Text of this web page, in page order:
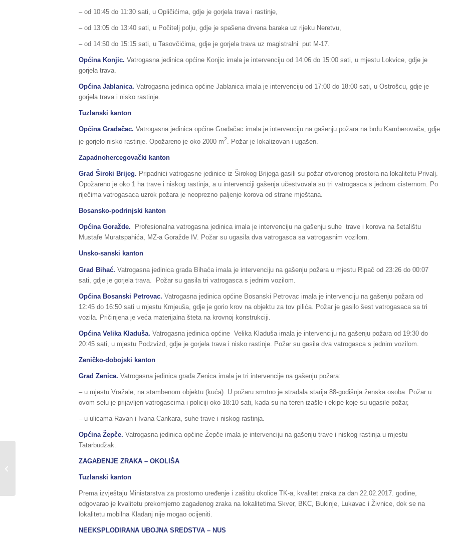
– od 10:45 do 11:30 sati, u Opličićima, gdje je gorjela trava i rastinje,
– od 13:05 do 13:40 sati, u Počitelj polju, gdje je spašena drvena baraka uz rijeku Neretvu,
– od 14:50 do 15:15 sati, u Tasovčićima, gdje je gorjela trava uz magistralni put M-17.
Općina Konjic. Vatrogasna jedinica općine Konjic imala je intervenciju od 14:06 do 15:00 sati, u mjestu Lokvice, gdje je
gorjela trava.
Općina Jablanica. Vatrogasna jedinica općine Jablanica imala je intervenciju od 17:00 do 18:00 sati, u Ostrošcu, gdje je
gorjela trava i nisko rastinje.
Tuzlanski kanton
Općina Gradačac. Vatrogasna jedinica općine Gradačac imala je intervenciju na gašenju požara na brdu Kamberovača, gdje
je gorjelo nisko rastinje. Opožareno je oko 2000 m2. Požar je lokalizovan i ugašen.
Zapadnohercegovački kanton
Grad Široki Brijeg. Pripadnici vatrogasne jedinice iz Širokog Brijega gasili su požar otvorenog prostora na lokalitetu Privalj.
Opožareno je oko 1 ha trave i niskog rastinja, a u intervenciji gašenja učestvovala su tri vatrogasca s jednom cisternom. Po
riječima vatrogasaca uzrok požara je neoprezno paljenje korova od strane mještana.
Bosansko-podrinjski kanton
Općina Goražde.
Profesionalna vatrogasna jedinica imala je intervenciju na gašenju suhe trave i korova na šetalištu
Mustafe Muratspahića, MZ-a Goražde IV. Požar su ugasila dva vatrogasca sa vatrogasnim vozilom.
Unsko-sanski kanton
Grad Bihać. Vatrogasna jedinica grada Bihaća imala je intervenciju na gašenju požara u mjestu Ripač od 23:26 do 00:07
sati, gdje je gorjela trava. Požar su gasila tri vatrogasca s jednim vozilom.
Općina Bosanski Petrovac. Vatrogasna jedinica općine Bosanski Petrovac imala je intervenciju na gašenju požara od
12:45 do 16:50 sati u mjestu Krnjeuša, gdje je gorio krov na objektu za tov pilića. Požar je gasilo šest vatrogasaca sa tri
vozila. Pričinjena je veća materijalna šteta na krovnoj konstrukciji.
Općina Velika Kladuša. Vatrogasna jedinica općine Velika Kladuša imala je intervenciju na gašenju požara od 19:30 do
20:45 sati, u mjestu Podzvizd, gdje je gorjela trava i nisko rastinje. Požar su gasila dva vatrogasca s jednim vozilom.
Zeničko-dobojski kanton
Grad Zenica. Vatrogasna jedinica grada Zenica imala je tri intervencije na gašenju požara:
– u mjestu Vražale, na stambenom objektu (kuća). U požaru smrtno je stradala starija 88-godišnja ženska osoba. Požar u
ovom selu je prijavljen vatrogascima i policiji oko 18:10 sati, kada su na teren izašle i ekipe koje su ugasile požar,
– u ulicama Ravan i Ivana Cankara, suhe trave i niskog rastinja.
Općina Žepče. Vatrogasna jedinica općine Žepče imala je intervenciju na gašenju trave i niskog rastinja u mjestu
Tatarbudžak.
ZAGAĐENJE ZRAKA – OKOLIŠA
Tuzlanski kanton
Prema izvještaju Ministarstva za prostorno uređenje i zaštitu okolice TK-a, kvalitet zraka za dan 22.02.2017. godine,
odgovarao je kvalitetu prekomjerno zagađenog zraka na lokalitetima Skver, BKC, Bukinje, Lukavac i Živnice, dok se na
lokalitetu mobilna Kladanj nije mogao ocijeniti.
NEEKSPLODIRANA UBOJNA SREDSTVA – NUS
Sažetak Redovnog izvještaja o stanju